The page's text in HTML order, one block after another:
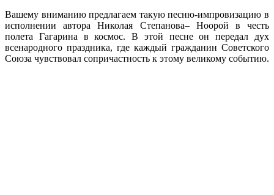
Вашему вниманию предлагаем такую песню-импровизацию в
исполнении автора Николая Степанова– Ноорой в честь
полета Гагарина в космос. В этой песне он передал дух
всенародного праздника, где каждый гражданин Советского
Союза чувствовал сопричастность к этому великому событию.